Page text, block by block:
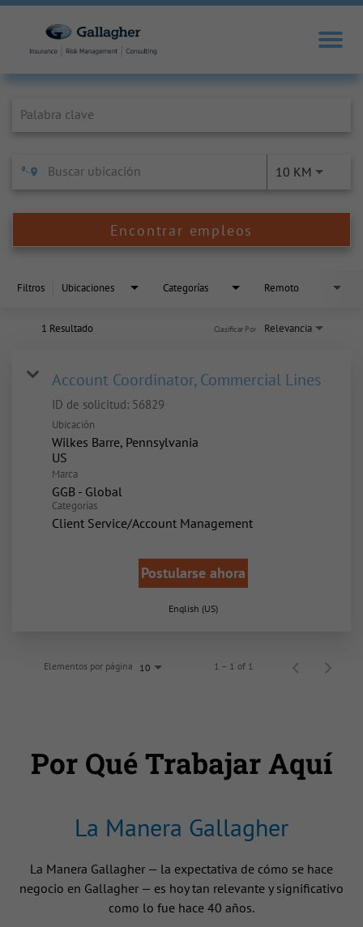
10 KM
Encontrar empleos
Filtros Ubicaciones Categorías Remoto
1 Resultado Relevancia
Clasificar Por
Account Coordinator, Commercial Lines
ID de solicitud: 56829
Ubicación
Wilkes Barre, Pennsylvania
Marca
GGB - Global
Categorías
Client Service/Account Management
Postularse ahora
English (US)
Elementos por página 10 1 – 1 of 1
Por Qué Trabajar Aquí
La Manera Gallagher
La Manera Gallagher — la expectativa de cómo se hace
negocio en Gallagher — es hoy tan relevante y significativo
como lo fue hace 40 años.